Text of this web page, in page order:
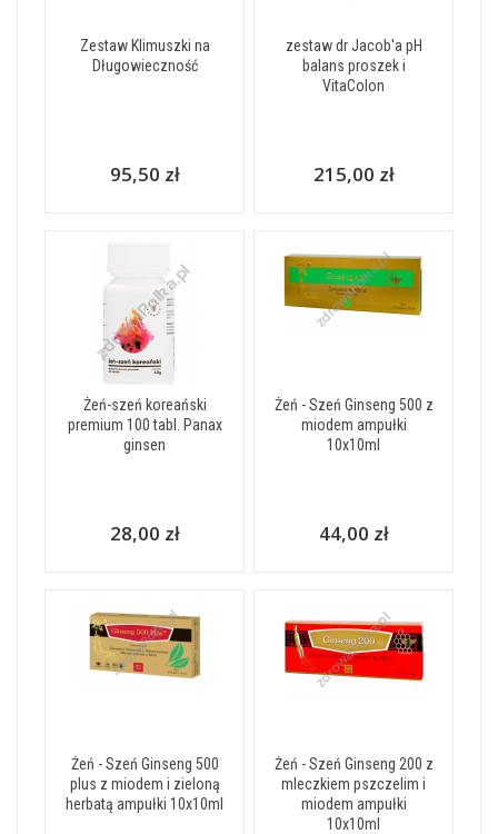
Zestaw Klimuszki na
Długowieczność
95,50 zł
zestaw dr Jacob'a pH
balans proszek i
VitaColon
215,00 zł
Żeń-szeń koreański
premium 100 tabl. Panax
ginsen
28,00 zł
Żeń - Szeń Ginseng 500 z
miodem ampułki
10x10ml
44,00 zł
Żeń - Szeń Ginseng 500
plus z miodem i zieloną
herbatą ampułki 10x10ml
Żeń - Szeń Ginseng 200 z
mleczkiem pszczelim i
miodem ampułki
10x10ml